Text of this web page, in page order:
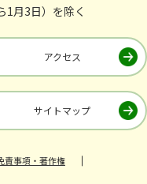
1月3日）を除く
アクセス
サイトマップ
責事項・著作権